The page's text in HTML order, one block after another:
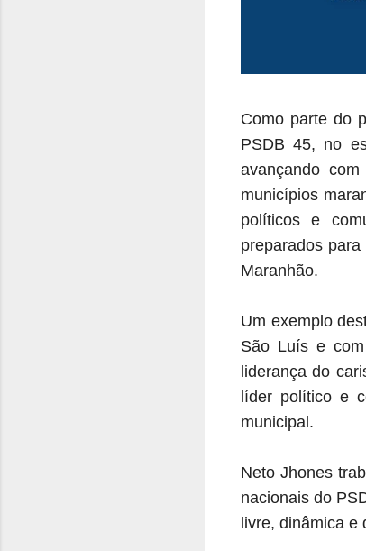
Como parte do
PSDB 45, no
avançando
municípios
políticos e
preparados
Maranhão.
Um exemplo
São Luís e
liderança do
líder político e
municipal.
Neto Jhones
nacionais do
livre, dinâmica e